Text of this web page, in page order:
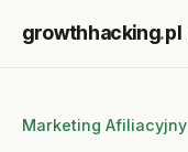
growthhacking.pl
Marketing Afiliacyjny